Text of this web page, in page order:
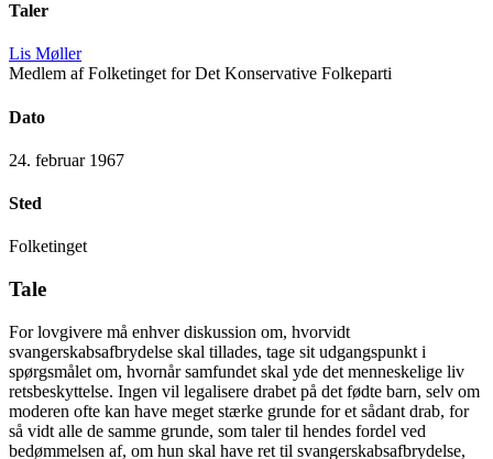
Taler
Lis Møller
Medlem af Folketinget for Det Konservative Folkeparti
Dato
24. februar 1967
Sted
Folketinget
Tale
For lovgivere må enhver diskussion om, hvorvidt
svangerskabsafbrydelse skal tillades, tage sit udgangspunkt i
spørgsmålet om, hvornår samfundet skal yde det menneskelige liv
retsbeskyttelse. Ingen vil legalisere drabet på det fødte barn, selv om
moderen ofte kan have meget stærke grunde for et sådant drab, for
så vidt alle de samme grunde, som taler til hendes fordel ved
bedømmelsen af, om hun skal have ret til svangerskabsafbrydelse,